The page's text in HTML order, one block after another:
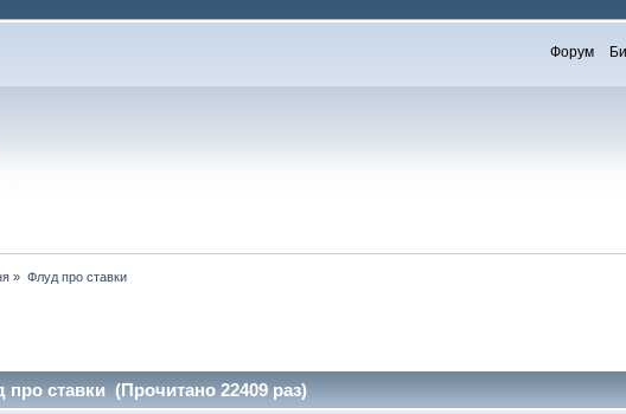
Форум
» Флуд про ставки
ставки (Прочитано 22409 раз)